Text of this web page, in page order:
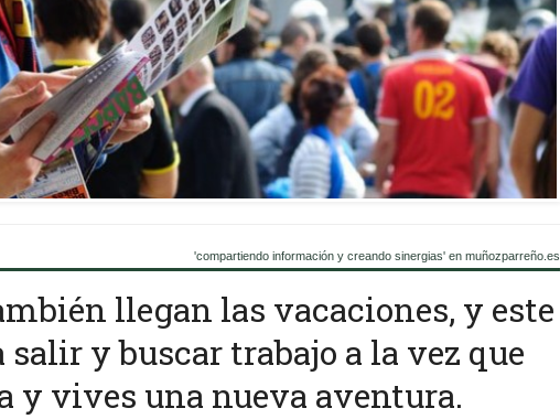
'compartiendo información y creando sinergias' en muñozparreño.es
llegan las vacaciones, y este
y buscar trabajo a la vez que
y vives una nueva aventura.